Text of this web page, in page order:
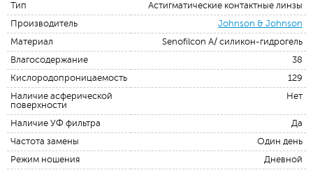
Тип
Астигматические контактные линзы
Производитель
Johnson & Johnson
Материал
Senofilcon A/ силикон-гидрогель
Влагосодержание
38
Кислородопроницаемость
129
Наличие асферической
поверхности
Нет
Наличие УФ фильтра
Да
Частота замены
Один день
Режим ношения
Дневной